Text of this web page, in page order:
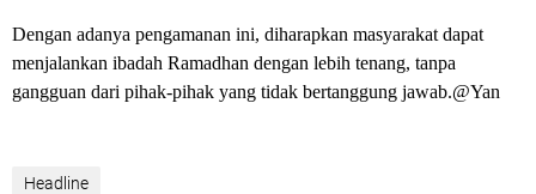
Dengan adanya pengamanan ini, diharapkan masyarakat dapat
menjalankan ibadah Ramadhan dengan lebih tenang, tanpa
gangguan dari pihak-pihak yang tidak bertanggung jawab.@Yan
Headline